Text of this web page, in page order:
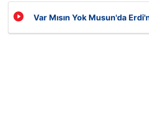
Var Mısın Yok Musun'da